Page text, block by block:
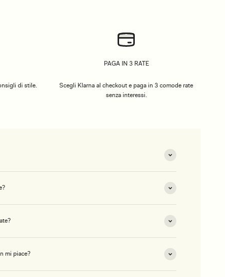
di stile.
PAGA IN 3 RATE
Scegli Klarna al checkout e paga in 3 comode rate
senza interessi.
mi piace?